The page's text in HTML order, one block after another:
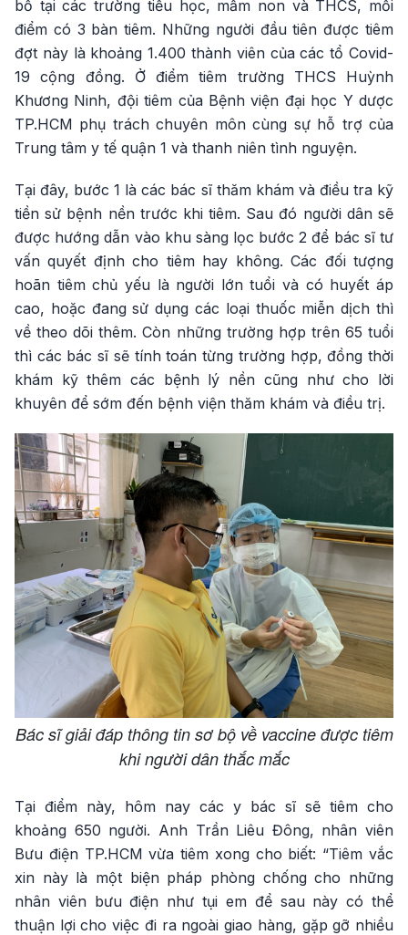
bổ tại các trường tiểu học, mầm non và THCS, mỗi
điểm có 3 bàn tiêm. Những người đầu tiên được tiêm
đợt này là khoảng 1.400 thành viên của các tổ Covid-
19 cộng đồng. Ở điểm tiêm trường THCS Huỳnh
Khương Ninh, đội tiêm của Bệnh viện đại học Y dược
TP.HCM phụ trách chuyên môn cùng sự hỗ trợ của
Trung tâm y tế quận 1 và thanh niên tình nguyện.
Tại đây, bước 1 là các bác sĩ thăm khám và điều tra kỹ
tiền sử bệnh nền trước khi tiêm. Sau đó người dân sẽ
được hướng dẫn vào khu sàng lọc bước 2 để bác sĩ tư
vấn quyết định cho tiêm hay không. Các đối tượng
hoãn tiêm chủ yếu là người lớn tuổi và có huyết áp
cao, hoặc đang sử dụng các loại thuốc miễn dịch thì
về theo dõi thêm. Còn những trường hợp trên 65 tuổi
thì các bác sĩ sẽ tính toán từng trường hợp, đồng thời
khám kỹ thêm các bệnh lý nền cũng như cho lời
khuyên để sớm đến bệnh viện thăm khám và điều trị.
Bác sĩ giải đáp thông tin sơ bộ về vaccine được tiêm
khi người dân thắc mắc
Tại điểm này, hôm nay các y bác sĩ sẽ tiêm cho
khoảng 650 người. Anh Trần Liêu Đông, nhân viên
Bưu điện TP.HCM vừa tiêm xong cho biết: “Tiêm vắc
xin này là một biện pháp phòng chống cho những
nhân viên bưu điện như tụi em để sau này có thể
thuận lợi cho việc đi ra ngoài giao hàng, gặp gỡ nhiều